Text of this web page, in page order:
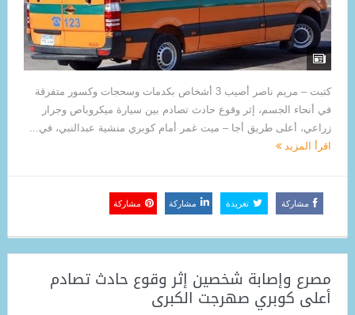
كتبت – مريم ناصر أصيب 3 أشخاص بكدمات وسحجات وكسور متفرقة
في أنحاء الجسم، إثر وقوع حادث تصادم بين سيارة ميكروباص وجرار
زراعي، أعلى طريق أجا – ميت غمر أمام كوبري منشية عبدالنبي، في...
اقرأ المزيد
مشاركة تغريدة مشاركة مشاركة
مصرع وإصابة شخصين إثر وقوع حادث تصادم
أعلى كوبري صهرجت الكبرى